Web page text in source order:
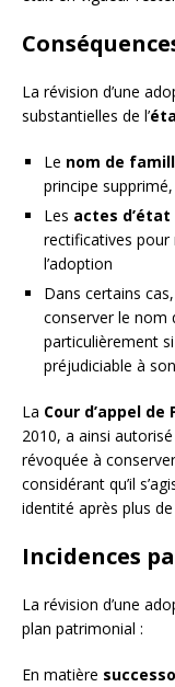
La révision d’une
substantielles de l’
Le nom de
principe
Les actes
rectificatives pour
l’adoption
Dans certains
conserver le nom
particulièrement
préjudiciable à
La Cour d’appel de
2010, a ainsi
révoquée à
considérant qu’il
identité après plus de
Incidences
La révision d’une
plan patrimonial :
En matière